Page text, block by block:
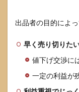
出品者の目的によ
早く売り切りた
値下げ交渉に
一定の利益が